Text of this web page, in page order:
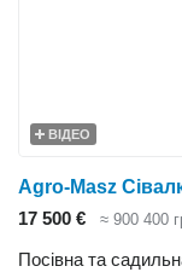
ВІДЕО
Agro-Masz
17 500 €
≈ 900 400
Посівна та